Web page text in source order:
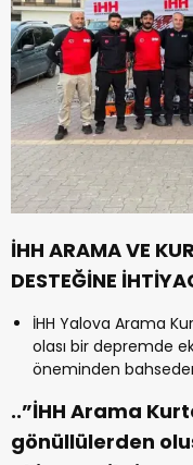
İHH ARAMA VE
DESTEĞİNE
İHH Yalova Arama
olası bir depremde
öneminden
..”İHH Arama
gönüllülerden